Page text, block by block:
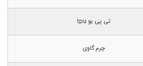
تی پی یو tpu
چرم گاوی